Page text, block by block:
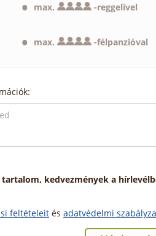
max. -reggelivel
max. -félpanzióval
kedvezmények a
feltételeit és adatvédelmi